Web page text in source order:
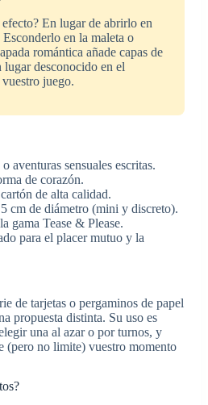
En lugar de abrirlo en
en la maleta o
romántica añade capas de
desconocido en el
juego.
aventuras sensuales escritas.
de corazón.
de alta calidad.
cm de diámetro (mini y discreto).
gama Tease & Please.
para el placer mutuo y la
de tarjetas o pergaminos de papel
propuesta distinta. Su uso es
una al azar o por turnos, y
(pero no limite) vuestro momento